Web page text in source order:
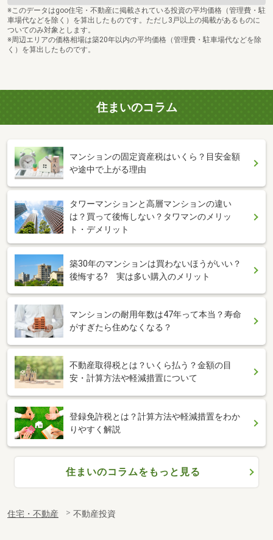
※このデータはgoo住宅・不動産に掲載されている投資の平均価格（管理費・駐
車場代などを除く）を算出したものです。ただし3戸以上の掲載があるものに
ついてのみ対象とします。
※周辺エリアの価格相場は築20年以内の平均価格（管理費・駐車場代などを除
く）を算出したものです。
住まいのコラム
マンションの固定資産税はいくら？目安金額
や途中で上がる理由
タワーマンションと高層マンションの違い
は？買って後悔しない？タワマンのメリッ
ト・デメリット
築30年のマンションは買わないほうがいい？
後悔する? 実は多い購入のメリット
マンションの耐用年数は47年って本当？寿命
がすぎたら住めなくなる？
不動産取得税とは？いくら払う？金額の目
安・計算方法や軽減措置について
登録免許税とは？計算方法や軽減措置をわか
りやすく解説
住まいのコラムをもっと見る
住宅・不動産 不動産投資